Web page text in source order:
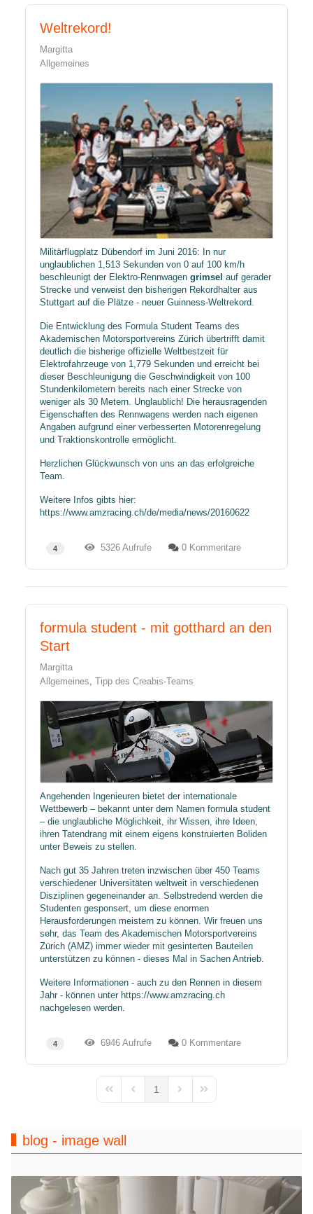
Weltrekord!
Margitta
Allgemeines
Militärflugplatz Dübendorf im Juni 2016: In nur
unglaublichen 1,513 Sekunden von 0 auf 100 km/h
beschleunigt der Elektro-Rennwagengrimsel auf gerader
Strecke und verweist den bisherigen Rekordhalter aus
Stuttgart auf die Plätze - neuer Guinness-Weltrekord.
Die Entwicklung des Formula Student Teams des
Akademischen Motorsportvereins Zürich übertrifft damit
deutlich die bisherige offizielle Weltbestzeit für
Elektrofahrzeuge von 1,779 Sekunden und erreicht bei
dieser Beschleunigung die Geschwindigkeit von 100
Stundenkilometern bereits nach einer Strecke von
weniger als 30 Metern. Unglaublich! Die herausragenden
Eigenschaften des Rennwagens werden nach eigenen
Angaben aufgrund einer verbesserten Motorenregelung
und Traktionskontrolle ermöglicht.
Herzlichen Glückwunsch von uns an das erfolgreiche
Team.
Weitere Infos gibts hier:
https://www.amzracing.ch/de/media/news/20160622
4 5326 Aufrufe 0 Kommentare
formula student - mit gotthard an den
Start
Margitta
Allgemeines
Tipp des Creabis-Teams
Angehenden Ingenieuren bietet der internationale
Wettbewerb – bekannt unter dem Namen formula student
– die unglaubliche Möglichkeit, ihr Wissen, ihre Ideen,
ihren Tatendrang mit einem eigens konstruierten Boliden
unter Beweis zu stellen.
Nach gut 35 Jahren treten inzwischen über 450 Teams
verschiedener Universitäten weltweit in verschiedenen
Disziplinen gegeneinander an. Selbstredend werden die
Studenten gesponsert, um diese enormen
Herausforderungen meistern zu können. Wir freuen uns
sehr, das Team des Akademischen Motorsportvereins
Zürich (AMZ) immer wieder mit gesinterten Bauteilen
unterstützen zu können - dieses Mal in Sachen Antrieb.
Weitere Informationen - auch zu den Rennen in diesem
Jahr - können unter https://www.amzracing.ch
nachgelesen werden.
4 6946 Aufrufe 0 Kommentare
First PagePrevious Page
1
Next PageLast Page
blog - image wall